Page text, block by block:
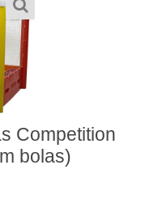
Competition
bolas)